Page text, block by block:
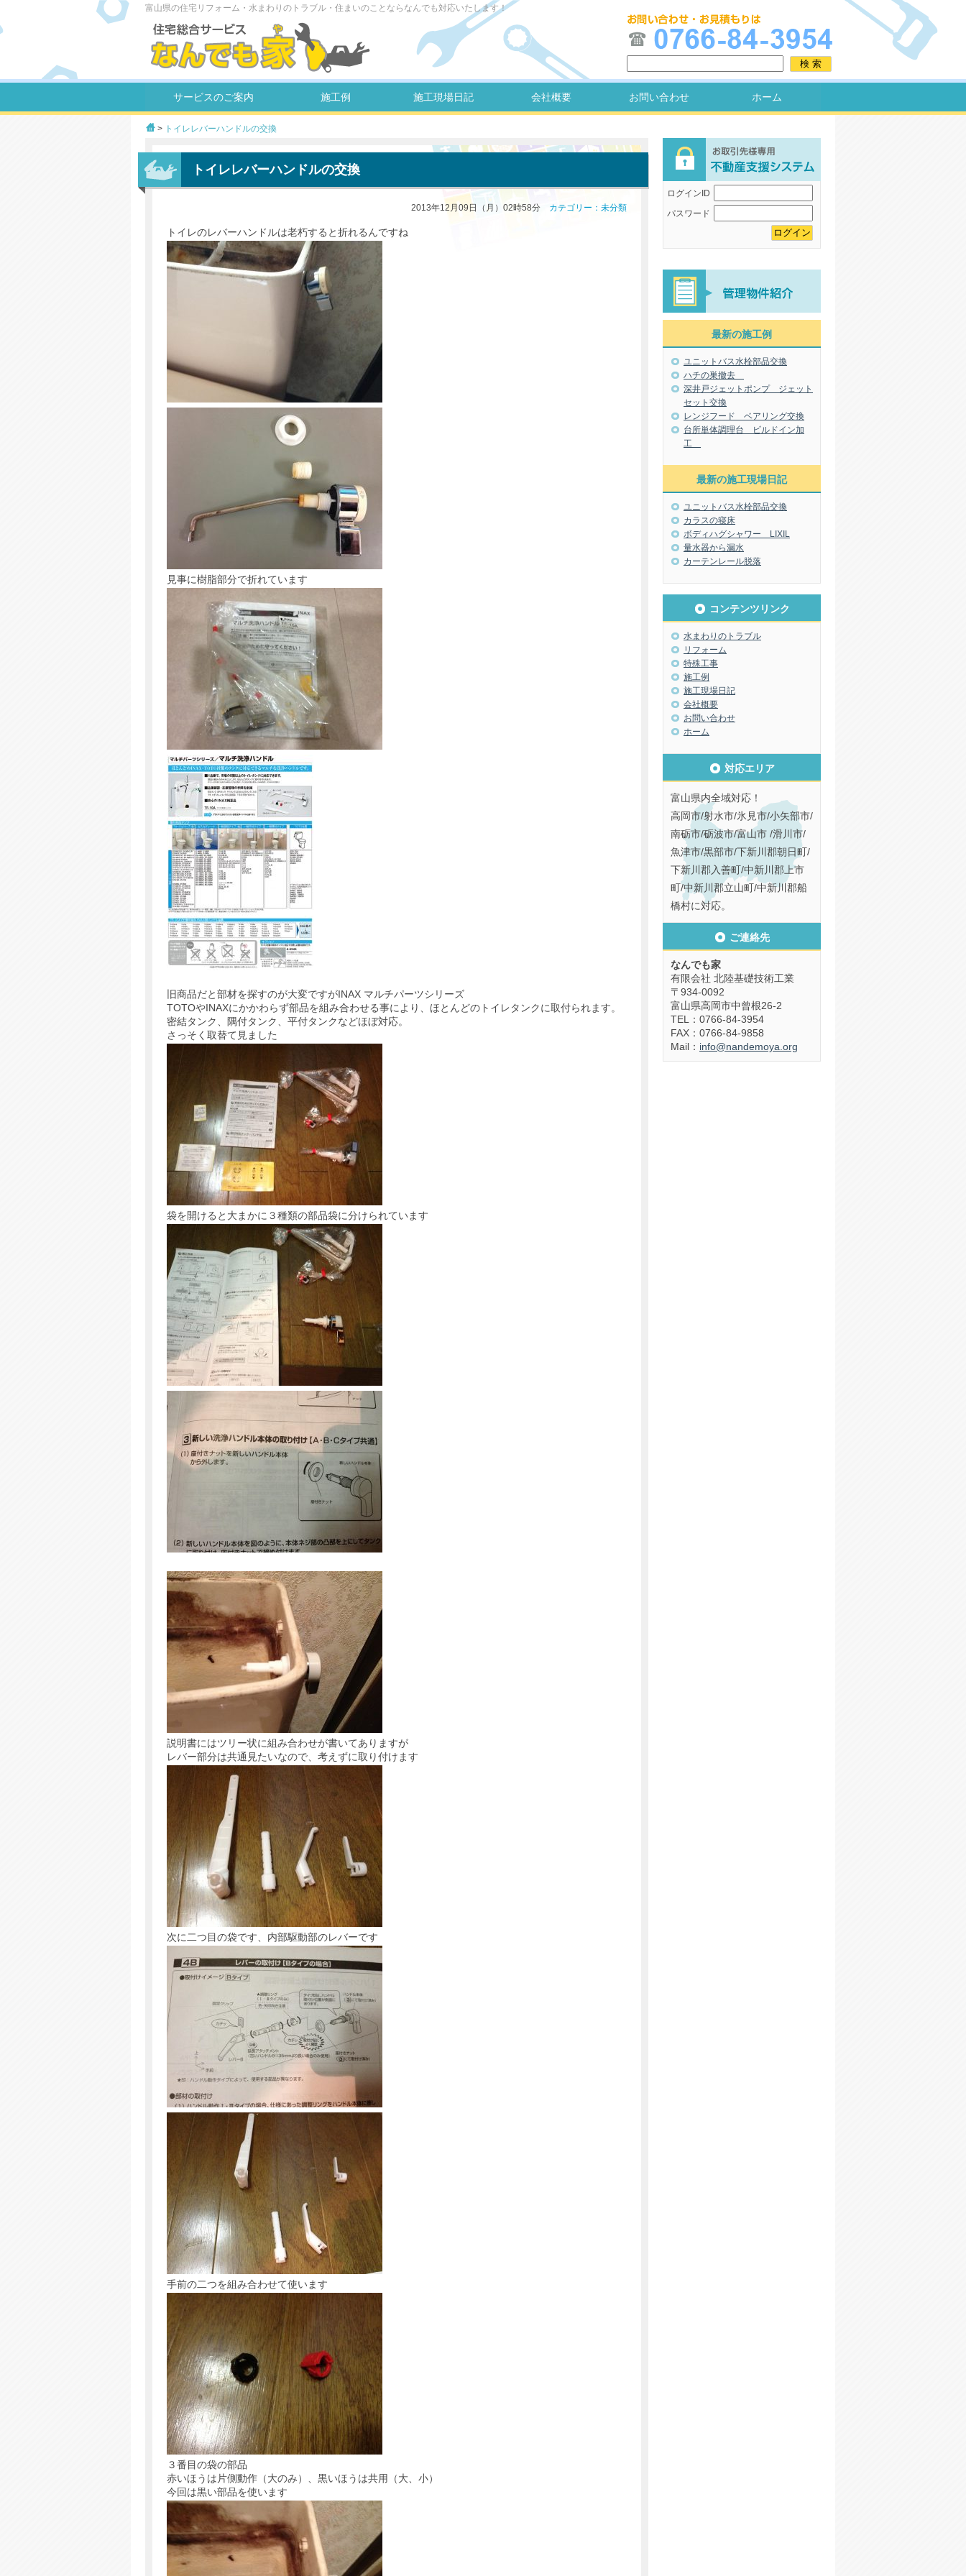
富山県の住宅リフォーム・水まわりのトラブル・住まいのことならなんでも対応いたします！
サービスのご案内 施工例 施工現場日記 会社概要 お問い合わせ ホーム
> トイレレバーハンドルの交換
トイレレバーハンドルの交換
2013年12月09日（月）02時58分 カテゴリー：未分類
トイレのレバーハンドルは老朽すると折れるんですね
見事に樹脂部分で折れています
旧商品だと部材を探すのが大変ですが INAX マルチパーツシリーズ
TOTOやINAXにかかわらず部品を組み合わせる事により、ほとんどのトイレタンクに取付られます。
密結タンク、隅付タンク、平付タンクなどほぼ対応。
さっそく取替て見ました
袋を開けると大まかに３種類の部品袋に分けられています
説明書にはツリー状に組み合わせが書いてありますが
レバー部分は共通見たいなので、考えずに取り付けます
次に二つ目の袋です、内部駆動部のレバーです
手前の二つを組み合わせて使います
３番目の袋の部品
赤いほうは片側動作（大のみ）、黒いほうは共用（大、小）
今回は黒い部品を使います
ログインID
パスワード
最新の施工例
ユニットバス水栓部品交換
ハチの巣撤去
深井戸ジェットポンプ ジェット
セット交換
レンジフード ベアリング交換
台所単体調理台 ビルドイン加
工
最新の施工現場日記
ユニットバス水栓部品交換
カラスの寝床
ボディハグシャワー LIXIL
量水器から漏水
カーテンレール脱落
コンテンツリンク
水まわりのトラブル
リフォーム
特殊工事
施工例
施工現場日記
会社概要
お問い合わせ
ホーム
対応エリア
富山県内全域対応！
高岡市/射水市/氷見市/小矢部市/
南砺市/砺波市/富山市 /滑川市/
魚津市/黒部市/下新川郡朝日町/
下新川郡入善町/中新川郡上市
町/中新川郡立山町/中新川郡船
橋村に対応。
ご連絡先
なんでも家
有限会社 北陸基礎技術工業
〒934-0092
富山県高岡市中曾根26-2
TEL：0766-84-3954
FAX：0766-84-9858
Mail： info@nandemoya.org